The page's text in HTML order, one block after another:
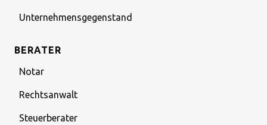
Unternehmensgegenstand
BERATER
Notar
Rechtsanwalt
Steuerberater